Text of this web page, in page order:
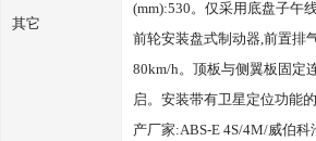
其它
(mm):530。仅采用底盘子午
前轮安装盘式制动器,前置排
80km/h。顶板与侧翼板固定
启。安装带有卫星定位功能
产厂家:ABS-E 4S/4M/威伯